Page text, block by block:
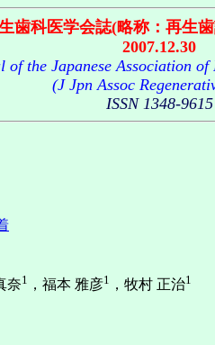
生歯科医学会誌(略称：再
2007.12.30
of the Japanese Association
(J Jpn Assoc
ISSN 1348-9615
奈1 ，福本 雅彦1 ，牧村 正治1